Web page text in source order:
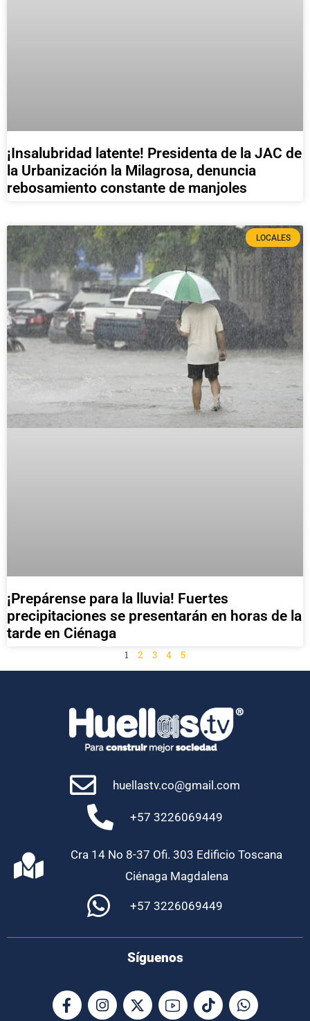
¡Insalubridad latente! Presidenta de la JAC de
la Urbanización la Milagrosa, denuncia
rebosamiento constante de manjoles
LOCALES
¡Prepárense para la lluvia! Fuertes
precipitaciones se presentarán en horas de la
tarde en Ciénaga
1 2 3 4 5
huellastv.co@gmail.com
+57 3226069449
Cra 14 No 8-37 Ofi. 303 Edificio Toscana
Ciénaga Magdalena
+57 3226069449
Síguenos